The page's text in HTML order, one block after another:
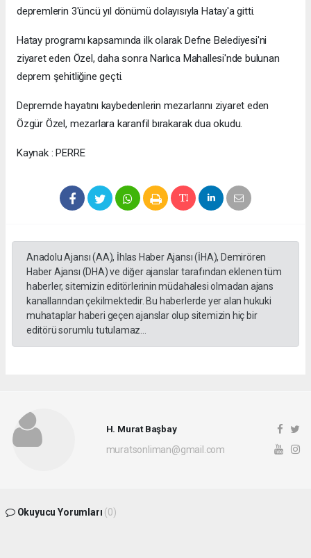
depremlerin 3'üncü yıl dönümü dolayısıyla Hatay'a gitti.
Hatay programı kapsamında ilk olarak Defne Belediyesi'ni
ziyaret eden Özel, daha sonra Narlıca Mahallesi'nde bulunan
deprem şehitliğine geçti.
Depremde hayatını kaybedenlerin mezarlarını ziyaret eden
Özgür Özel, mezarlara karanfil bırakarak dua okudu.
Kaynak : PERRE
Anadolu Ajansı (AA), İhlas Haber Ajansı (İHA), Demirören
Haber Ajansı (DHA) ve diğer ajanslar tarafından eklenen tüm
haberler, sitemizin editörlerinin müdahalesi olmadan ajans
kanallarından çekilmektedir. Bu haberlerde yer alan hukuki
muhataplar haberi geçen ajanslar olup sitemizin hiç bir
editörü sorumlu tutulamaz...
H. Murat Başbay
muratsonliman@gmail.com
Okuyucu Yorumları (0)